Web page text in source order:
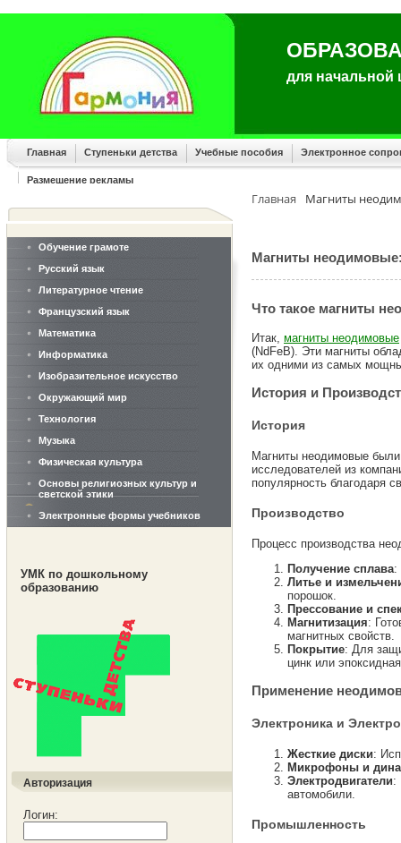
для
Главная Ступеньки детства Учебные пособия Электронное
Размещение рекламы
Обучение грамоте
Русский язык
Литературное чтение
Французский язык
Математика
Информатика
Изобразительное искусство
Окружающий мир
Технология
Музыка
Физическая культура
Основы религиозных культур и
светской этики
Электронные формы учебников
УМК по дошкольному
образованию
Авторизация
Логин:
Главная Магниты
Магниты
Что такое магниты
Итак, магниты неодимовые
(NdFeB). Эти магниты
их одними из самых
История и
История
Магниты неодимовые были
исследователей из
популярность благодаря
Производство
Процесс производства
Получение сплава:
Литье и
порошок.
Прессование и
Магнитизация:
магнитных свойств.
Покрытие: Для
цинк или
Применение
Электроника и
Жесткие диски:
Микрофоны и
Электродвигатели:
автомобили.
Промышленность